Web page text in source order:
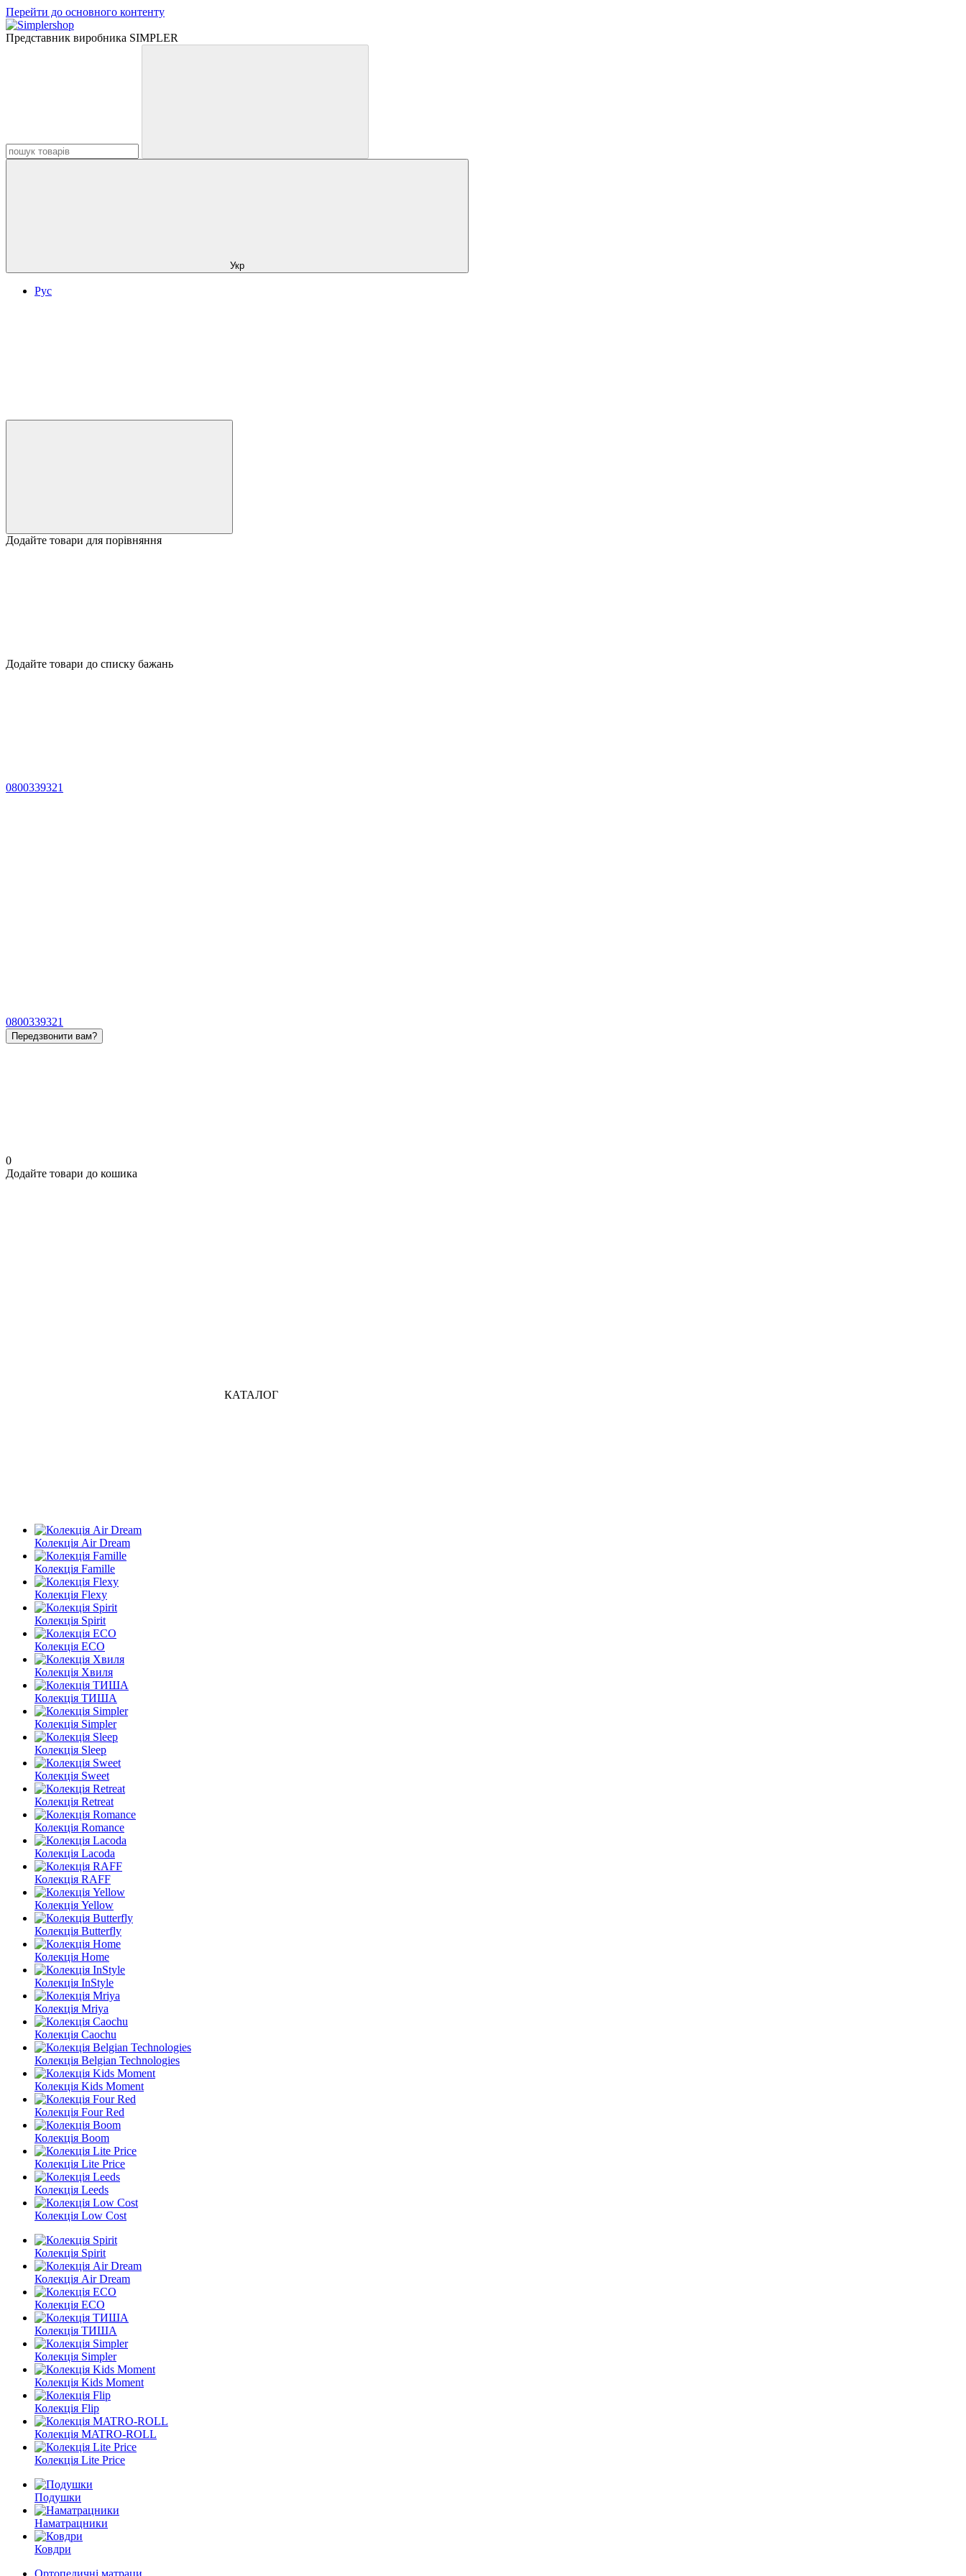
Перейти до основного контенту
Представник виробника SIMPLER
Укр
Рус
Додайте товари для порівняння
Додайте товари до списку бажань
0800339321
0800339321
Передзвонити вам?
0
Додайте товари до кошика
КАТАЛОГ
Колекція Air Dream
Колекція Famille
Колекція Flexy
Колекція Spirit
Колекція ECO
Колекція Хвиля
Колекція ТИША
Колекція Simpler
Колекція Sleep
Колекція Sweet
Колекція Retreat
Колекція Romance
Колекція Lacoda
Колекція RAFF
Колекція Yellow
Колекція Butterfly
Колекція Home
Колекція InStyle
Колекція Mriya
Колекція Caochu
Колекція Belgian Technologies
Колекція Kids Moment
Колекція Four Red
Колекція Boom
Колекція Lite Price
Колекція Leeds
Колекція Low Cost
Колекція Spirit
Колекція Air Dream
Колекція ECO
Колекція ТИША
Колекція Simpler
Колекція Kids Moment
Колекція Flip
Колекція MATRO-ROLL
Колекція Lite Price
Подушки
Наматрацники
Ковдри
Ортопедичні матраци